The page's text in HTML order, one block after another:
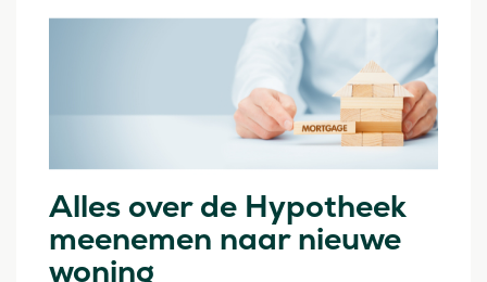
Alles over de Hypotheek
meenemen naar nieuwe
woning